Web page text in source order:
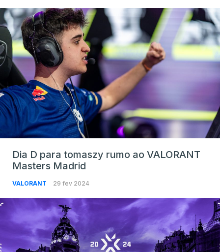
Dia D para tomaszy rumo ao VALORANT
Masters Madrid
VALORANT 29 fev 2024